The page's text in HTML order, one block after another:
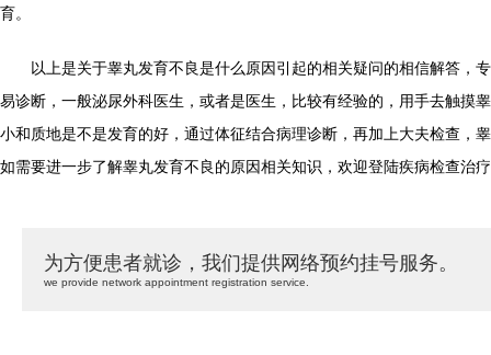
育。
以上是关于睾丸发育不良是什么原因引起的相关疑问的相信解答，
易诊断，一般泌尿外科医生，或者是医生，比较有经验的，用手去触摸
小和质地是不是发育的好，通过体征结合病理诊断，再加上大夫检查，
如需要进一步了解睾丸发育不良的原因相关知识，欢迎登陆疾病检查治
为方便患者就诊，我们提供网络预约挂号服务。
we provide network appointment registration service.